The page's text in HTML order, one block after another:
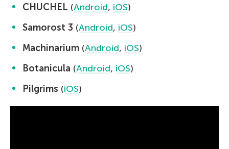
CHUCHEL (Android, iOS)
Samorost 3 (Android, iOS)
Machinarium (Android, iOS)
Botanicula (Android, iOS)
Pilgrims (iOS)